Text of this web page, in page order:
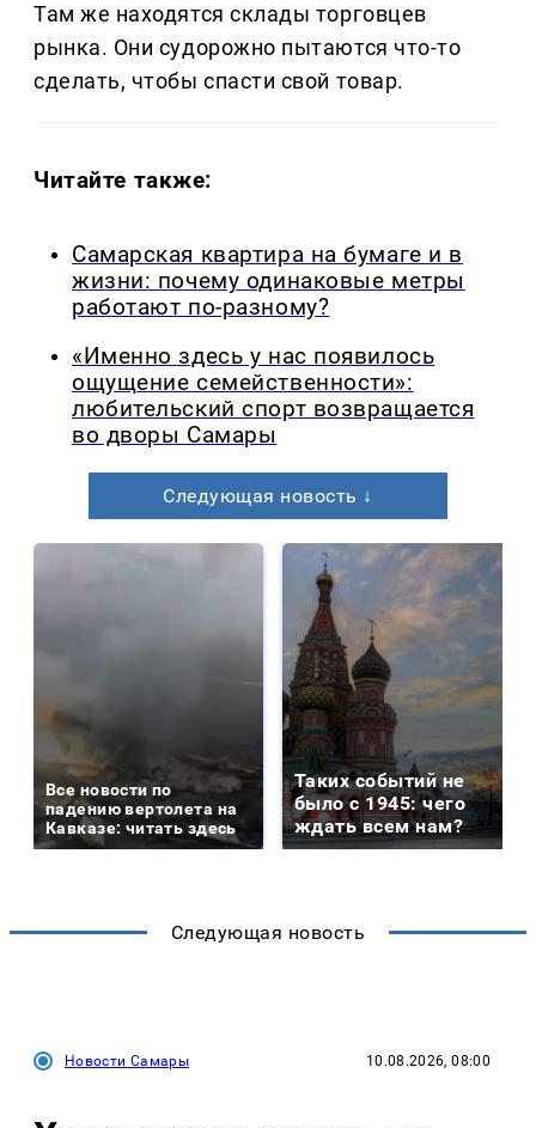
Там же находятся склады торговцев
рынка. Они судорожно пытаются что-то
сделать, чтобы спасти свой товар.
Читайте также:
Самарская квартира на бумаге и в
жизни: почему одинаковые метры
работают по-разному?
«Именно здесь у нас появилось
ощущение семейственности»:
любительский спорт возвращается
во дворы Самары
Следующая новость ↓
Все новости по
падению вертолета на
Кавказе: читать здесь
Таких событий не
было с 1945: чего
ждать всем нам?
Следующая новость
Новости Самары 10.08.2026, 08:00